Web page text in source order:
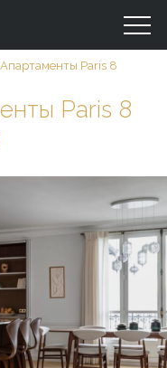
Paris 8
Paris 8